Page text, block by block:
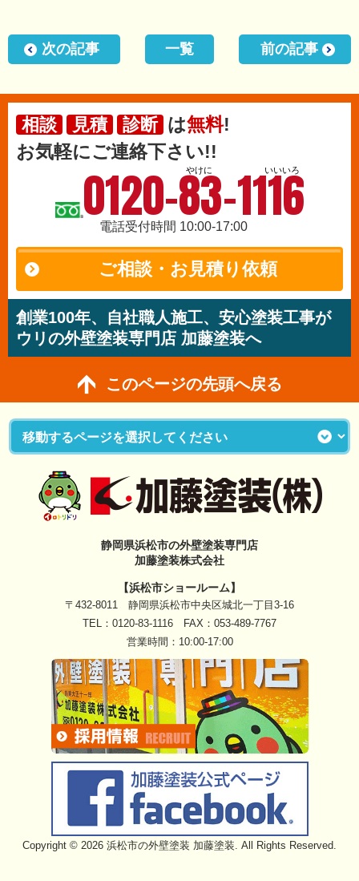
次の記事 一覧 前の記事
相談 見積 診断 は無料!
お気軽にご連絡下さい!!
やけに いいいろ
0120-83-1116
電話受付時間 10:00-17:00
ご相談・お見積り依頼
創業100年、自社職人施工、安心塗装工事が
ウリの外壁塗装専門店 加藤塗装へ
このページの先頭へ戻る
静岡県浜松市の外壁塗装専門店
加藤塗装株式会社
【浜松市ショールーム】
〒432-8011 静岡県浜松市中央区城北一丁目3-16
TEL： 0120-83-1116 FAX：053-489-7767
営業時間：10:00-17:00
Copyright © 2026 浜松市の外壁塗装 加藤塗装. All Rights Reserved.